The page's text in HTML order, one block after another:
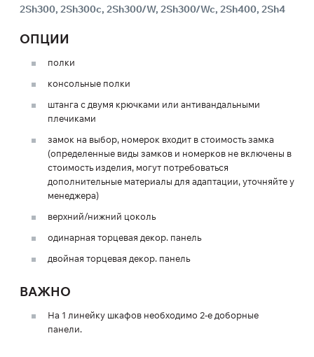
2Sh300, 2Sh300c, 2Sh300/W, 2Sh300/Wc, 2Sh400, 2Sh4
ОПЦИИ
полки
консольные полки
штанга с двумя крючками или антивандальными
плечиками
замок на выбор, номерок входит в стоимость замка
(определенные виды замков и номерков не включены в
стоимость изделия, могут потребоваться
дополнительные материалы для адаптации, уточняйте у
менеджера)
верхний/нижний цоколь
одинарная торцевая декор. панель
двойная торцевая декор. панель
ВАЖНО
На 1 линейку шкафов необходимо 2-е доборные
панели.